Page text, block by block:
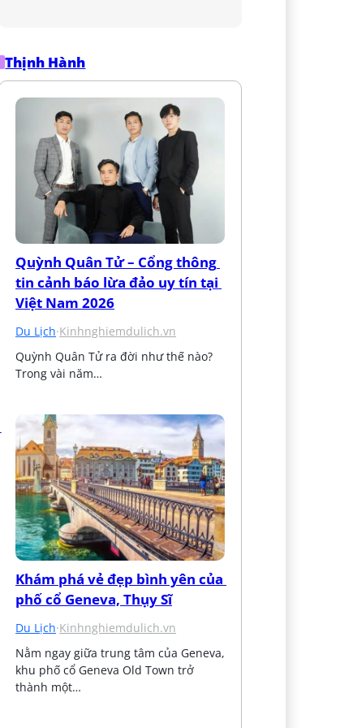
Thịnh Hành
Quỳnh Quân Tử – Cổng thông
tin cảnh báo lừa đảo uy tín tại
Việt Nam 2026
Du Lịch·Kinhnghiemdulich.vn
Quỳnh Quân Tử ra đời như thế nào?
Trong vài năm…
Khám phá vẻ đẹp bình yên của
phố cổ Geneva, Thụy Sĩ
Du Lịch·Kinhnghiemdulich.vn
Nằm ngay giữa trung tâm của Geneva,
khu phố cổ Geneva Old Town trở
thành một…